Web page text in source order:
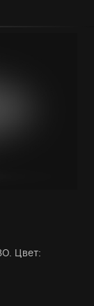
Цвет: